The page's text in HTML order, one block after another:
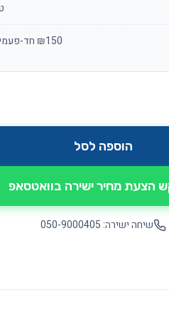
₪150 חד-פעמי, חינם ללקוחות פעילים
הוספה לסל
הצעת מחיר ישירה בוואטסאפ
שיחה ישירה: 050-9000405